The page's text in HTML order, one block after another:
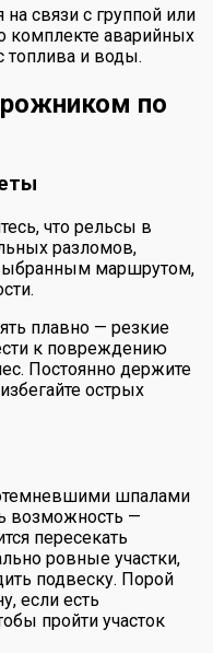
связи с группой или
аварийных
топлива и воды.
по
что рельсы в
разломов,
маршрутом,
плавно — резкие
к повреждению
Постоянно держите
острых
шпалами
возможность —
пересекать
ровные участки,
подвеску. Порой
если есть
пройти участок